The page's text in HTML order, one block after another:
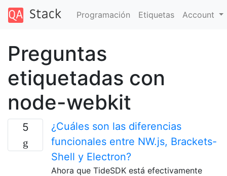
Programación Etiquetas Account
Preguntas
etiquetadas con
node-webkit
5
¿Cuáles son las diferencias
funcionales entre NW.js, Brackets-
Shell y Electron?
Ahora que TideSDK está efectivamente